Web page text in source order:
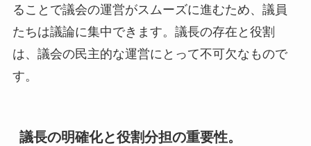
ることで議会の運営がスムーズに進むため、議員
たちは議論に集中できます。議長の存在と役割
は、議会の民主的な運営にとって不可欠なもので
す。
議長の明確化と役割分担の重要性。